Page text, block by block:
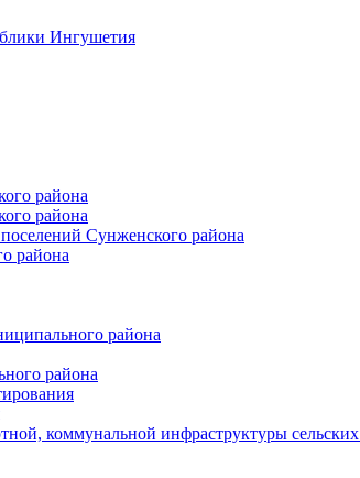
Ингушетия
района
района
Сунженского района
района
района
района
коммунальной инфраструктуры